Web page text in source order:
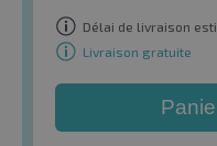
Délai de livraison
Livraison gratuite